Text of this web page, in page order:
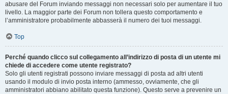
abusare del Forum inviando messaggi non necessari solo per aumentare il tuo
livello. La maggior parte dei Forum non tollera questo comportamento e
l’amministratore probabilmente abbasserà il numero dei tuoi messaggi.
Top
Perché quando clicco sul collegamento all’indirizzo di posta di un utente mi
chiede di accedere come utente registrato?
Solo gli utenti registrati possono inviare messaggi di posta ad altri utenti
usando il modulo di invio posta interno (ammesso, ovviamente, che gli
amministratori abbiano abilitato questa funzione). Questo serve a prevenire un